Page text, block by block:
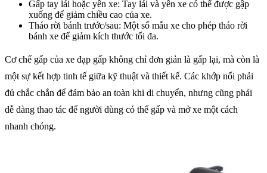
Gấp tay lái hoặc yên xe: Tay lái và yên xe có thể được gập
xuống để giảm chiều cao của xe.
Tháo rời bánh trước/sau: Một số mẫu xe cho phép tháo rời
bánh xe để giảm kích thước tối đa.
Cơ chế gấp của xe đạp gấp không chỉ đơn giản là gấp lại, mà còn là
một sự kết hợp tinh tế giữa kỹ thuật và thiết kế. Các khớp nối phải
đủ chắc chắn để đảm bảo an toàn khi di chuyển, nhưng cũng phải
dễ dàng thao tác để người dùng có thể gấp và mở xe một cách
nhanh chóng.